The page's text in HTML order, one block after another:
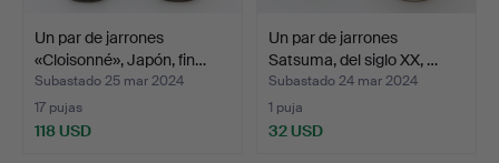
Un par de jarrones
«Cloisonné», Japón, fin…
Subastado 25 mar 2024
17 pujas
118 USD
Un par de jarrones
Satsuma, del siglo XX, …
Subastado 24 mar 2024
1 puja
32 USD